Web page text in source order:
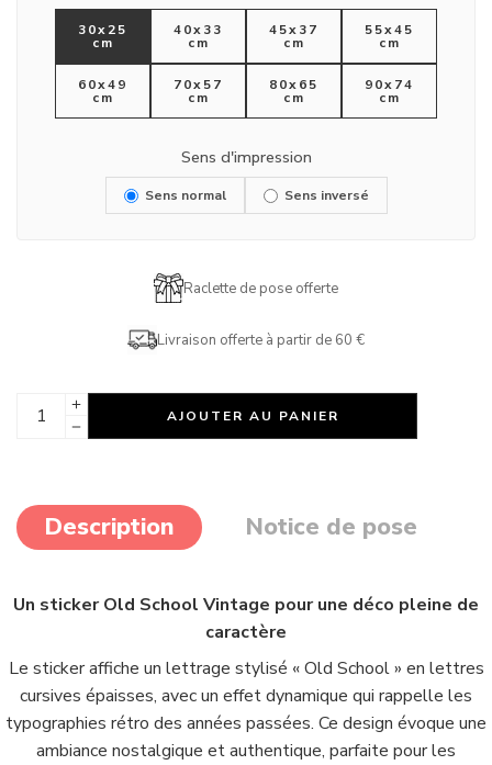
30x25
cm
40x33
cm
45x37
cm
55x45
cm
60x49
cm
70x57
cm
80x65
cm
90x74
cm
Sens d'impression
Sens normal Sens inversé
Raclette de pose offerte
Livraison offerte à partir de 60 €
AJOUTER AU PANIER
Description Notice de pose
Un sticker Old School Vintage pour une déco pleine de
caractère
Le sticker affiche un lettrage stylisé « Old School » en lettres
cursives épaisses, avec un effet dynamique qui rappelle les
typographies rétro des années passées. Ce design évoque une
ambiance nostalgique et authentique, parfaite pour les